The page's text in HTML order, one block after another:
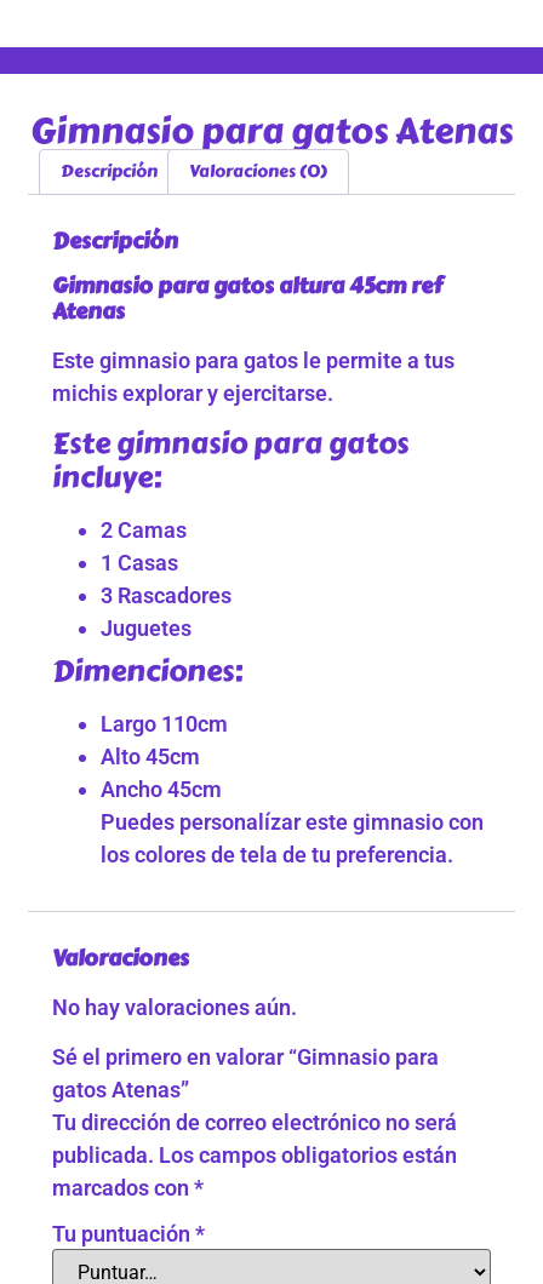
Gimnasio para gatos Atenas
Descripción Valoraciones (0)
Descripción
Gimnasio para gatos altura 45cm ref
Atenas
Este gimnasio para gatos le permite a tus
michis explorar y ejercitarse.
Este gimnasio para gatos
incluye:
2 Camas
1 Casas
3 Rascadores
Juguetes
Dimenciones:
Largo 110cm
Alto 45cm
Ancho 45cm
Puedes personalízar este gimnasio con
los colores de tela de tu preferencia.
Valoraciones
No hay valoraciones aún.
Sé el primero en valorar “Gimnasio para
gatos Atenas”
Tu dirección de correo electrónico no será
publicada. Los campos obligatorios están
marcados con*
Tu puntuación*